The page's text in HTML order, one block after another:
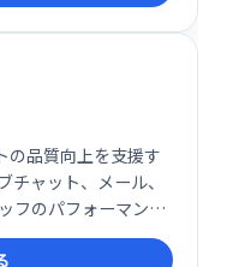
の品質向上を支援す
ャット、メール、
フのパフォーマンス
QA監視プログラムを
ョン向上に役立ち